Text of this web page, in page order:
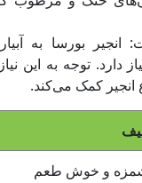
انجیر بورسا به
دارد. توجه به این
انجیر کمک می‌کند.
و خوش طعم